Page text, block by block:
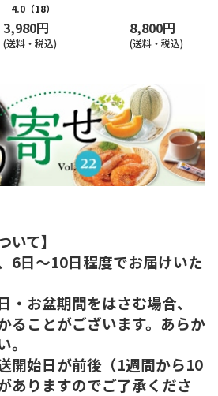
4.0 （18）
3,980円
(送料・税込)
8,800円
(送料・税込)
いて】
6日～10日程度でお届けいた
お盆期間をはさむ場合、
ることがございます。あらか
開始日が前後（1週間から10
ありますのでご了承くださ